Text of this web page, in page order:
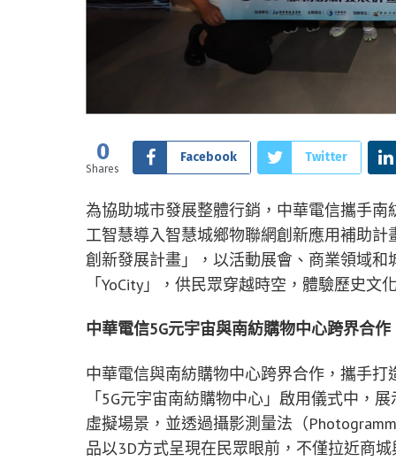
0
Shares
Facebook Twitter
為協助城市發展整體行銷，中華電信攜手
工智慧導入智慧城鄉物聯網創新應用補助
創新發展計畫」，以活動展會、商業領域
「YoCity」，供民眾穿越時空，體驗歷史
中華電信5G元宇宙與南紡購物中心跨界合
中華電信與南紡購物中心跨界合作，攜手
「5G元宇宙南紡購物中心」啟用儀式中，
虛擬場景，並透過攝影測量法（
品以3D方式呈現在民眾眼前，不僅拉近商